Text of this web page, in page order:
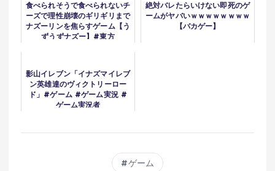
食べられそうで食べられないチ
ーズで理性崩壊のギリギリまで
ナズーリンを焦らすゲーム【う
ずうずナズー】#東方
絶対バレたらいけない即死のゲ
ームがヤバいｗｗｗｗｗｗｗｗ
【バカゲー】
影山イレブン「イナズマイレブ
ン英雄達のヴィクトリーロー
ド」#ゲーム #ゲーム実況 #
ゲーム実況者
ゲーム